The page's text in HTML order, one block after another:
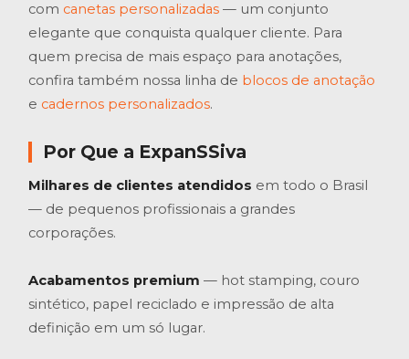
com canetas personalizadas — um conjunto
elegante que conquista qualquer cliente. Para
quem precisa de mais espaço para anotações,
confira também nossa linha de blocos de anotação
e cadernos personalizados.
Por Que a ExpanSSiva
Milhares de clientes atendidos em todo o Brasil
— de pequenos profissionais a grandes
corporações.
Acabamentos premium — hot stamping, couro
sintético, papel reciclado e impressão de alta
definição em um só lugar.